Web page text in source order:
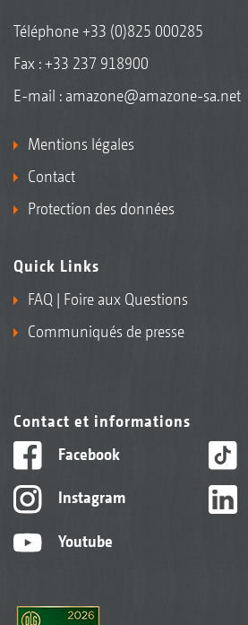
Téléphone+33 (0)825 000285
Fax : +33 237 918900
E-mail : amazone@amazone-sa.net
Mentions légales
Contact
Protection des données
Quick Links
FAQ | Foire aux Questions
Communiqués de presse
Contact et informations
Facebook
Instagram
Youtube